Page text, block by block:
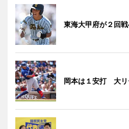
東海大甲府が２回
岡本は１安打 大リ